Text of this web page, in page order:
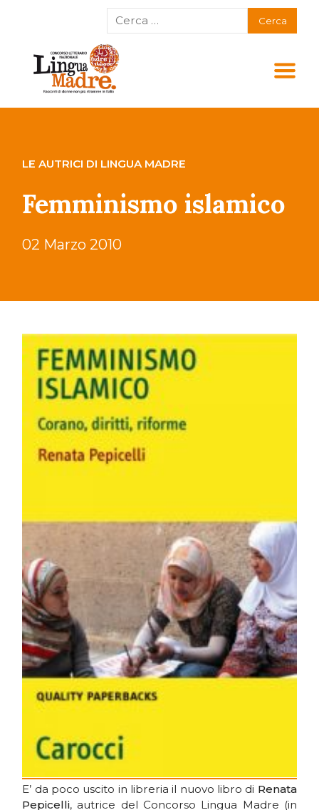
LE AUTRICI DI LINGUA MADRE
Femminismo islamico
02 Marzo 2010
E’ da poco uscito in libreria il nuovo libro di Renata
Pepicelli, autrice del Concorso Lingua Madre (in